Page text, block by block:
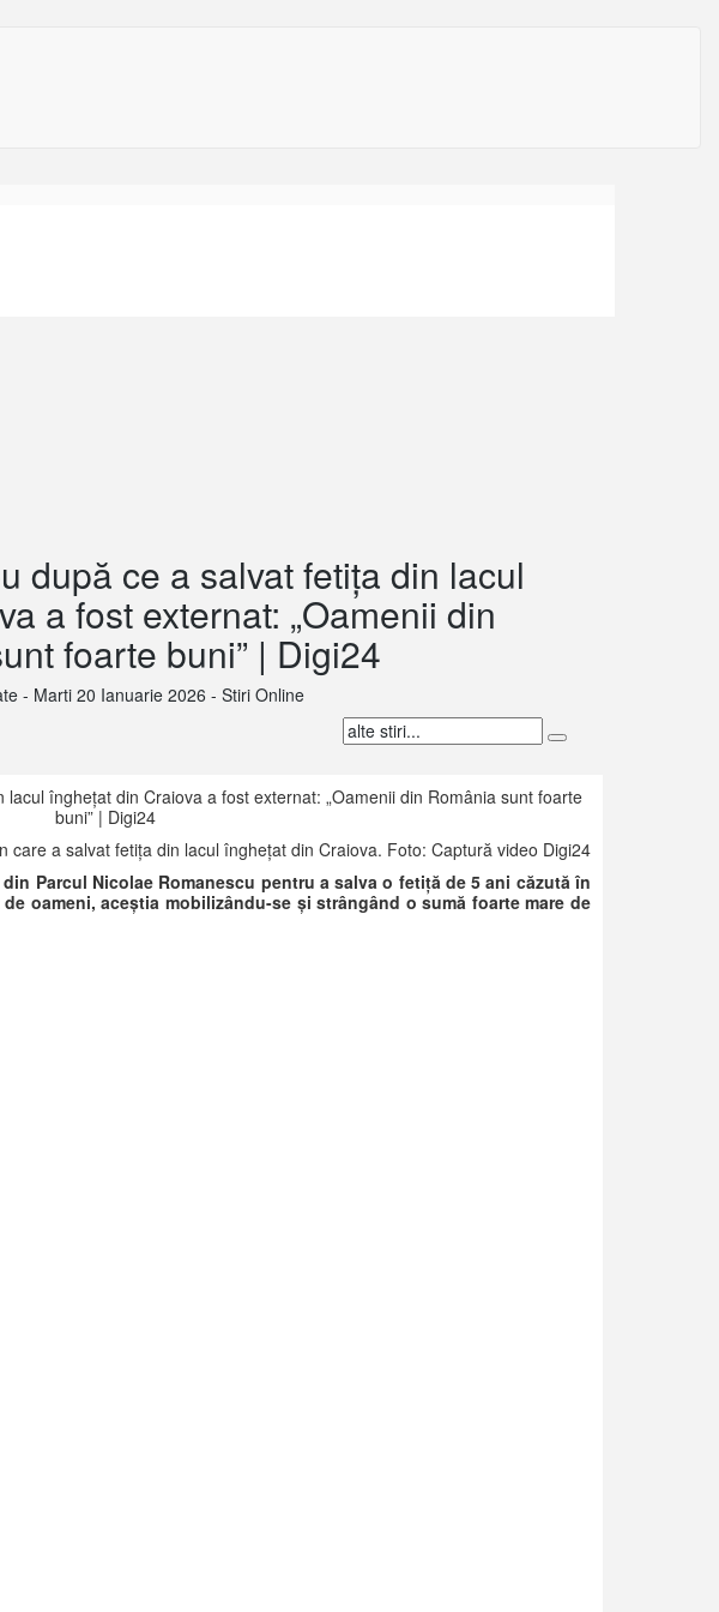
după ce a salvat fetița din lacul
a fost externat: „Oamenii din
foarte buni” | Digi24
- Marti 20 Ianuarie 2026 - Stiri Online
care a salvat fetița din lacul înghețat din Craiova. Foto: Captură video Digi24
Parcul Nicolae Romanescu pentru a salva o fetiță de 5 ani căzută în
oameni, aceștia mobilizându-se și strângând o sumă foarte mare de